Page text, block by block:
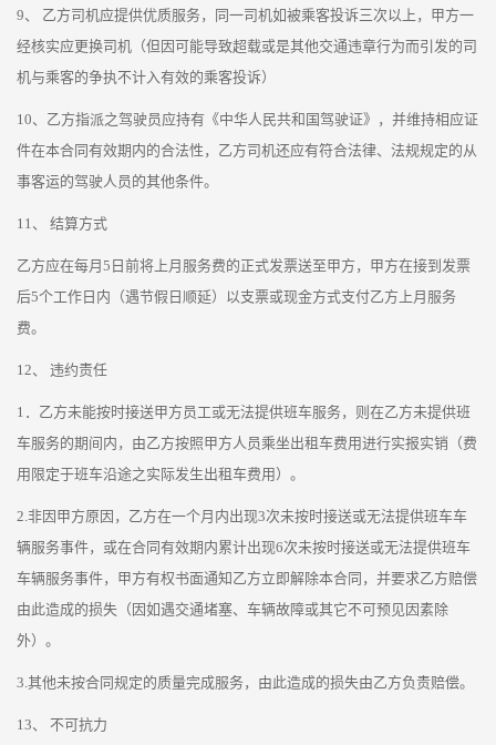
9、 乙方司机应提供优质服务，同一司机如被乘客投诉三次以上，甲方一
经核实应更换司机（但因可能导致超载或是其他交通违章行为而引发的司
机与乘客的争执不计入有效的乘客投诉）
10、乙方指派之驾驶员应持有《中华人民共和国驾驶证》，并维持相应证
件在本合同有效期内的合法性，乙方司机还应有符合法律、法规规定的从
事客运的驾驶人员的其他条件。
11、 结算方式
乙方应在每月5日前将上月服务费的正式发票送至甲方，甲方在接到发票
后5个工作日内（遇节假日顺延）以支票或现金方式支付乙方上月服务
费。
12、 违约责任
1．乙方未能按时接送甲方员工或无法提供班车服务，则在乙方未提供班
车服务的期间内，由乙方按照甲方人员乘坐出租车费用进行实报实销（费
用限定于班车沿途之实际发生出租车费用）。
2.非因甲方原因，乙方在一个月内出现3次未按时接送或无法提供班车车
辆服务事件，或在合同有效期内累计出现6次未按时接送或无法提供班车
车辆服务事件，甲方有权书面通知乙方立即解除本合同，并要求乙方赔偿
由此造成的损失（因如遇交通堵塞、车辆故障或其它不可预见因素除
外）。
3.其他未按合同规定的质量完成服务，由此造成的损失由乙方负责赔偿。
13、 不可抗力